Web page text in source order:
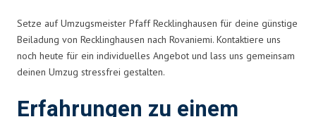
Setze auf Umzugsmeister Pfaff Recklinghausen für deine günstige
Beiladung von Recklinghausen nach Rovaniemi. Kontaktiere uns
noch heute für ein individuelles Angebot und lass uns gemeinsam
deinen Umzug stressfrei gestalten.
Erfahrungen zu einem